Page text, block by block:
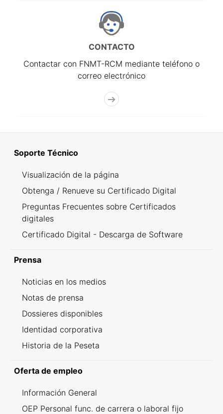
CONTACTO
Contactar con FNMT-RCM mediante teléfono o
correo electrónico
Soporte Técnico
Visualización de la página
Obtenga / Renueve su Certificado Digital
Preguntas Frecuentes sobre Certificados
digitales
Certificado Digital - Descarga de Software
Prensa
Noticias en los medios
Notas de prensa
Dossieres disponibles
Identidad corporativa
Historia de la Peseta
Oferta de empleo
Información General
OEP Personal func. de carrera o laboral fijo